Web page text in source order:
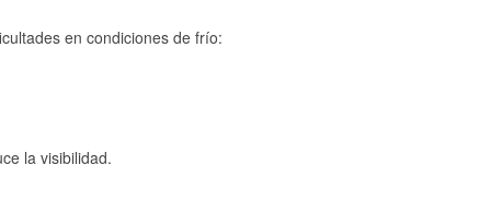
en condiciones de frío:
la visibilidad.